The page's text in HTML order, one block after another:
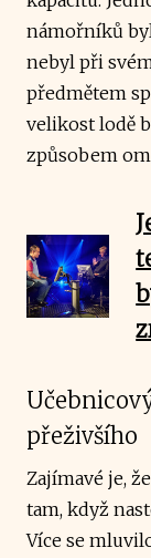
námořníků
nebyl při
předmětem
velikost lodě
způsobem
přeživšího
Zajímavé je,
tam, když
Více se